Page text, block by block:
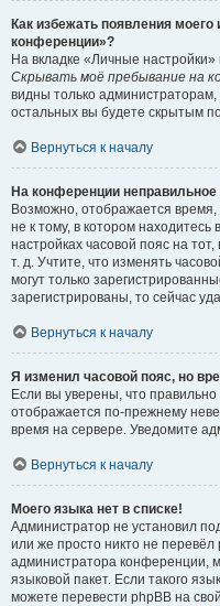
Как избежать появления
конференции»?
На вкладке «Личные
Скрывать моё пребывание на
видны только
остальных вы будете скрытым
Вернуться к началу
На конференции
Возможно, отображается время,
не к тому, в котором
настройках часовой пояс на
т. д. Учтите, что изменять
могут только
зарегистрированы, то сейчас
Вернуться к началу
Я изменил часовой пояс, но
Если вы уверены, что
отображается по-прежнему
время на сервере. Уведомите
Вернуться к началу
Моего языка нет в списке!
Администратор не установил
или же просто никто не
администратора конференции,
языковой пакет. Если такого
можете перевести phpBB на